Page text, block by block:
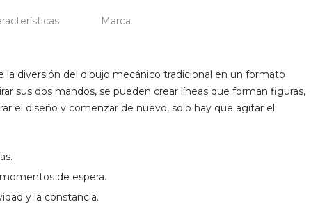
Marca
la diversión del dibujo mecánico tradicional en un formato
sus dos mandos, se pueden crear líneas que forman figuras,
el diseño y comenzar de nuevo, solo hay que agitar el
de espera.
y la constancia.